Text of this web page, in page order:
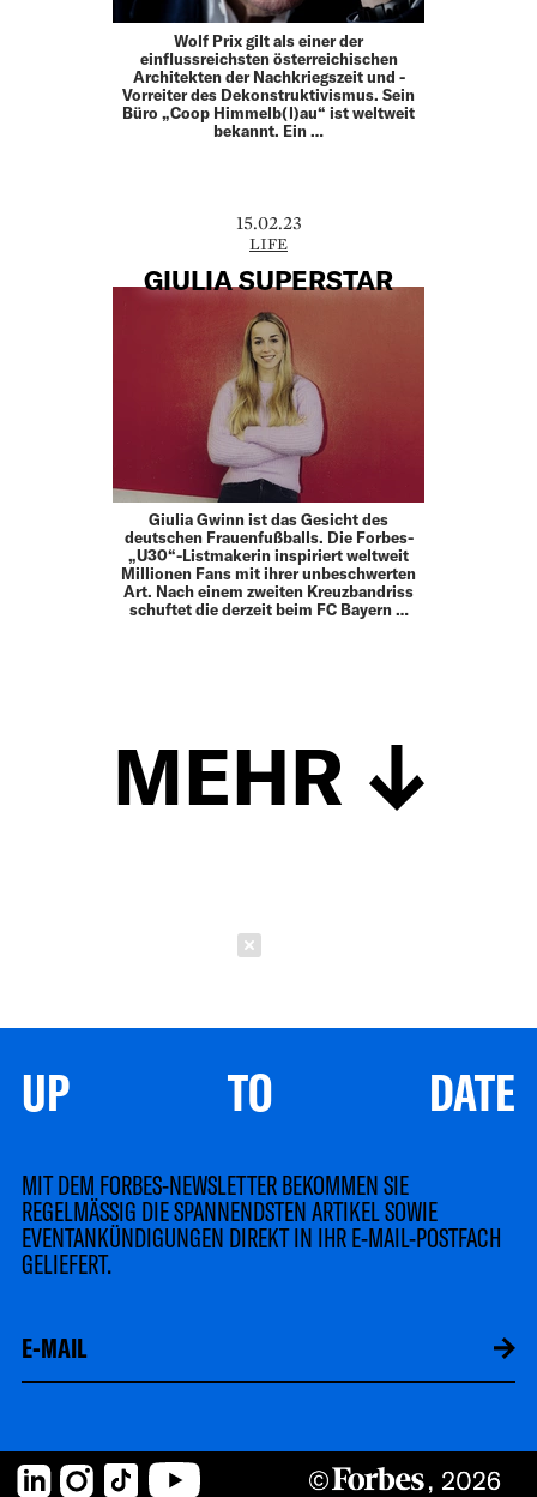
Wolf Prix gilt als einer der
einflussreichsten ­öster­­reichischen
Architekten der Nachkriegszeit und ­
Vorreiter des ­De­konstruktivismus. Sein
Büro „Coop ­Himmelb(l)au“ ist ­weltweit
bekannt. Ein …
15.02.23
LIFE
GIULIA SUPERSTAR
Giulia Gwinn ist das Gesicht des
deutschen Frauenfußballs. Die Forbes-
„U30“-Listmakerin inspiriert weltweit
Millionen Fans mit ihrer unbeschwerten
Art. Nach einem zweiten Kreuzbandriss
schuftet die derzeit beim FC Bayern …
MEHR
UP TO DATE
MIT DEM FORBES-NEWSLETTER BEKOMMEN SIE
REGELMÄSSIG DIE SPANNENDSTEN ARTIKEL SOWIE
EVENTANKÜNDIGUNGEN DIREKT IN IHR E-MAIL-POSTFACH
GELIEFERT.
LinkedInInstagram
TikTok